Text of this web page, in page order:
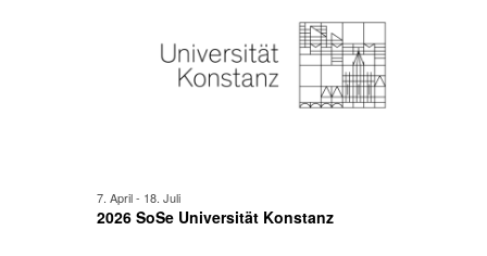
2026 SoSe Universität Konstanz
7. April- 18. Juli